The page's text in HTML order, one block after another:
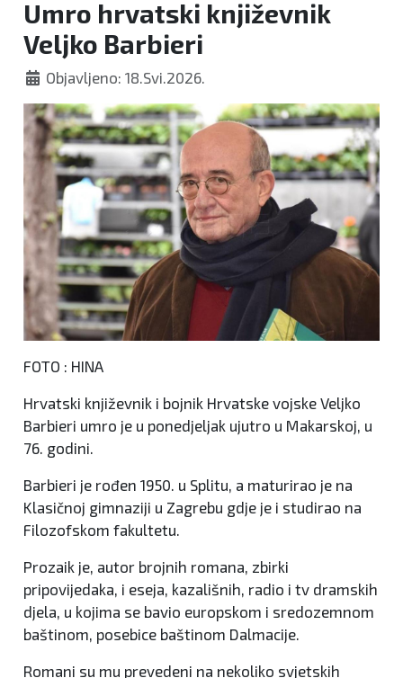
Umro hrvatski književnik
Veljko Barbieri
Objavljeno: 18.Svi.2026.
FOTO : HINA
Hrvatski književnik i bojnik Hrvatske vojske Veljko
Barbieri umro je u ponedjeljak ujutro u Makarskoj, u
76. godini.
Barbieri je rođen 1950. u Splitu, a maturirao je na
Klasičnoj gimnaziji u Zagrebu gdje je i studirao na
Filozofskom fakultetu.
Prozaik je, autor brojnih romana, zbirki
pripovijedaka, i eseja, kazališnih, radio i tv dramskih
djela, u kojima se bavio europskom i sredozemnom
baštinom, posebice baštinom Dalmacije.
Romani su mu prevedeni na nekoliko svjetskih